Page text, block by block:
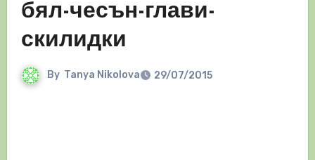
бял-чесън-глави-
скилидки
By Tanya Nikolova 29/07/2015